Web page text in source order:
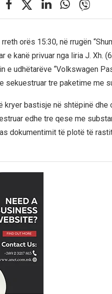
orës 15:30, në rrugën
e kanë privuar nga liria J. Xh.
e udhëtarëve “Volkswagen
sekuestruar tre paketime me
kryer bastisje në shtëpinë
edhe tre qese me
dokumentimit të plotë të